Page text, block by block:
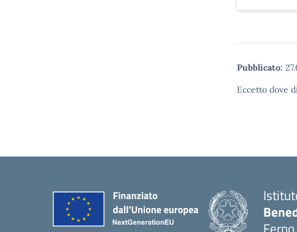
Pubblicato:
Eccetto dove